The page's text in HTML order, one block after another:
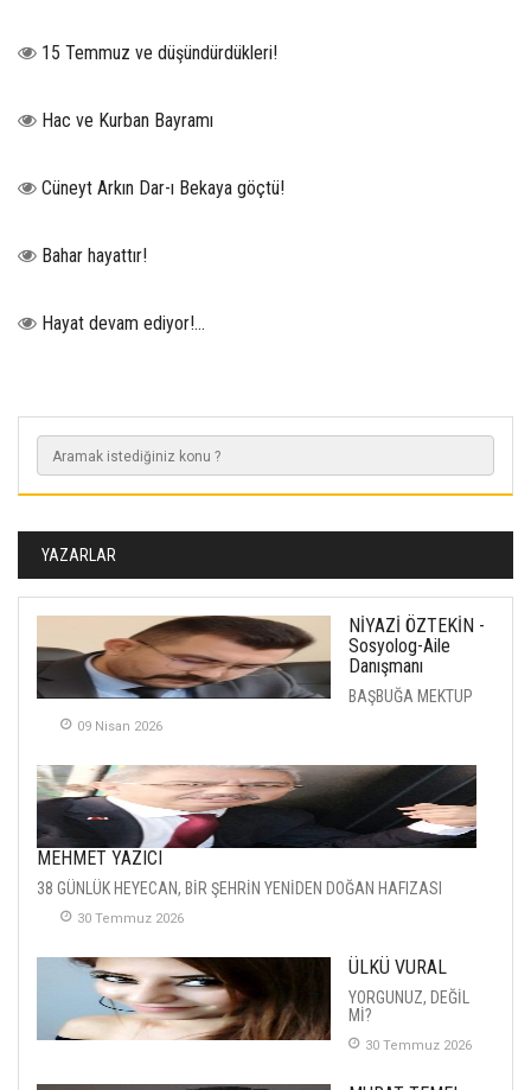
15 Temmuz ve düşündürdükleri!
Hac ve Kurban Bayramı
Cüneyt Arkın Dar-ı Bekaya göçtü!
Bahar hayattır!
Hayat devam ediyor!...
YAZARLAR
NİYAZİ ÖZTEKİN -
Sosyolog-Aile
Danışmanı
BAŞBUĞA MEKTUP
09 Nisan 2026
MEHMET YAZICI
38 GÜNLÜK HEYECAN, BİR ŞEHRİN YENİDEN DOĞAN HAFIZASI
30 Temmuz 2026
ÜLKÜ VURAL
YORGUNUZ, DEĞİL
Mİ?
30 Temmuz 2026